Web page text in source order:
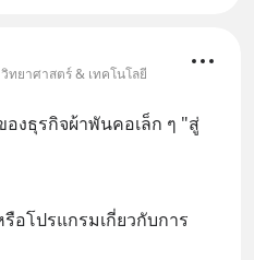
ทยาศาสตร์ & เทคโนโลยี
องธุรกิจผ้าพันคอเล็ก ๆ "สู่
อโปรแกรมเกี่ยวกับการ